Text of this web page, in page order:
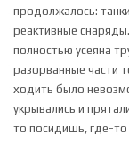
продолжалось:
реактивные
полностью усеяна
разорванные части
ходить было
укрывались и
то посидишь, где-